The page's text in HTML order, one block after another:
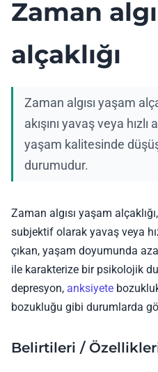
Zaman
alçaklığı
Zaman algısı yaşam
akışını yavaş veya hızlı
yaşam kalitesinde
durumudur.
Zaman algısı yaşam
subjektif olarak yavaş veya
çıkan, yaşam doyumunda
ile karakterize bir psikolojik
depresyon, anksiyete
bozukluğu gibi durumlarda
Belirtileri /